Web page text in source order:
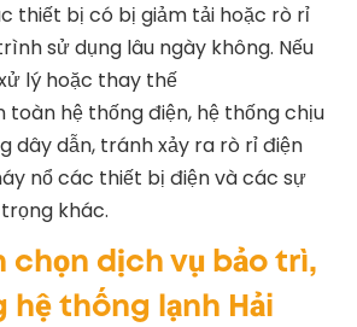
thiết bị có bị giảm tải hoặc rò rỉ
sử dụng lâu ngày không. Nếu
lý hoặc thay thế
toàn hệ thống điện, hệ thống chịu
dây dẫn, tránh xảy ra rò rỉ điện
nổ các thiết bị điện và các sự
khác.
chọn dịch vụ bảo trì,
hệ thống lạnh Hải